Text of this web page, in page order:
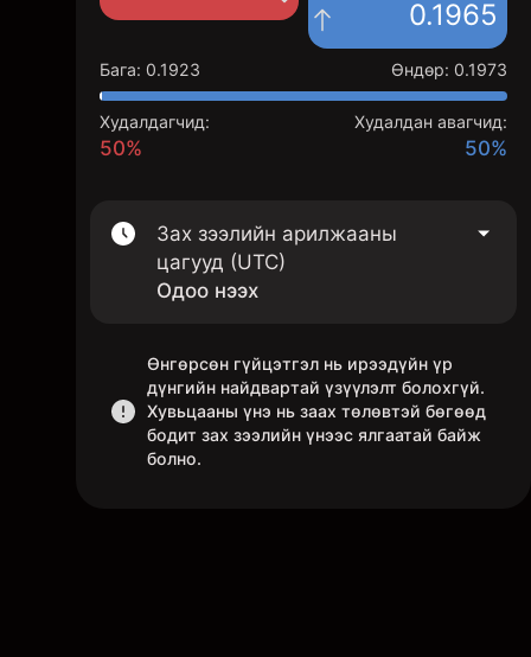
0.1965
Бага: 0.1923 Өндөр: 0.1973
Худалдагчид:
50%
Худалдан авагчид:
50%
Зах зээлийн арилжааны
цагууд (UTC)
Одоо нээх
Өнгөрсөн гүйцэтгэл нь ирээдүйн үр
дүнгийн найдвартай үзүүлэлт болохгүй.
Хувьцааны үнэ нь заах төлөвтэй бөгөөд
бодит зах зээлийн үнээс ялгаатай байж
болно.